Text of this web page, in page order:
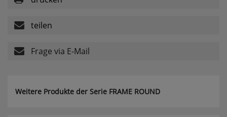
teilen
Frage via E-Mail
Weitere Produkte der Serie FRAME ROUND
Dieses Cookie speichert eine eindeutige
Kennzeichnung für jeden Live-Chat, damit der
demselben Operator verbunden werden kann,
mit dem er vorherige Gespräche geführt hat.